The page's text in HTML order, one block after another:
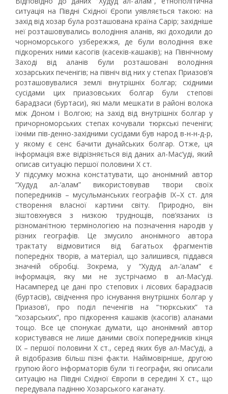
ситуація на Півдні Східної Єропи уявляється такою: на
захід від хозар була розташована країна Сарір; західніше
неї розташовувались володіння аланів, які доходили до
чорноморського узбережжя, де були володіння вже
підкорених ними касогів (касеків-кашаків); на Північному
Заході від аланів були розташовані володіння
хозарських печенігів; на північ від них у степах Приазов’я
розташовувалися землі внутрішніх болгар; східними
сусідами цих приазовських болгар були степові
барадзаси (буртаси), які мали мешкати в районі волока
між Доном і Волгою; на захід від внутрішніх болгар у
причорноморських степах кочували тюркські печеніги;
їхніми пів-денно-західними сусідами був народ в-н-н-д-р,
у якому є сенс бачити дунайських болгар. Отже, ця
інформація вже відрізняється від даних ал-Мас‘уді, який
описав ситуацію першої половини Х ст.
У підсумку можна констатувати, що анонімний автор
“Худуд ал-‘алам” використовував твори своїх
попередників – мусульманських географів IX–X ст. для
створення власної картини світу. Природно, він
зіштовхнувся з низкою труднощів, пов’язаних із
різноманітною термінологією на позначення народів у
різних географів. Це змусило анонімного автора
трактату відмовитися від багатьох фрагментів
попередніх творів, а матеріал, що залишився, піддався
значній обробці. Зокрема, у “Худуд ал-‘алам” є
інформація, яку ми не зустрічаємо в ал-Мас‘уді.
Насамперед це дані про степових і лісових барадзасів
(буртасів), свідчення про існування внутрішніх болгар у
Приазов’ї, про поділ печенігів на “тюркських” та
“хозарських”, про підкорення кашаків (касогів) аланами
тощо. Все це спонукає думати, що анонімний автор
користувався не лише даними своїх попередників кінця
IX – першої половини X ст., серед яких був ал-Мас‘уді, а
й відобразив більш пізні факти. Найімовірніше, другою
групою його інформаторів були ті географи, які описали
ситуацію на Півдні Східної Європи в середині Х ст., що
передувала падінню Хозарського каганату.